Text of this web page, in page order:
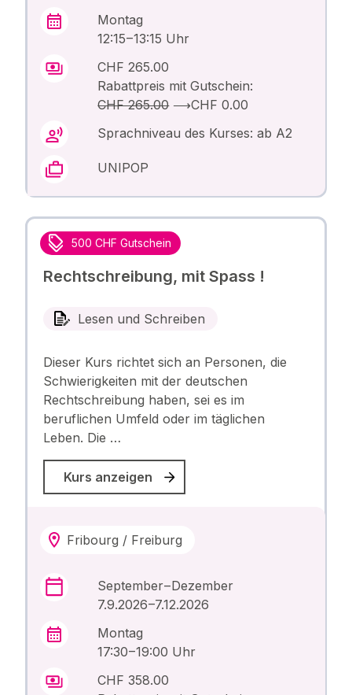
Montag
12:15 – 13:15 Uhr
CHF 265.00
Rabattpreis mit Gutschein:
CHF 265.00⟶CHF 0.00
Sprachniveau des Kurses: ab A2
UNIPOP
500 CHF Gutschein
Rechtschreibung, mit Spass !
Lesen und Schreiben
Dieser Kurs richtet sich an Personen, die
Schwierigkeiten mit der deutschen
Rechtschreibung haben, sei es im
beruflichen Umfeld oder im täglichen
Leben. Die …
Kurs anzeigen
Fribourg / Freiburg
September – Dezember
7.9.2026 –7.12.2026
Montag
17:30 – 19:00 Uhr
CHF 358.00